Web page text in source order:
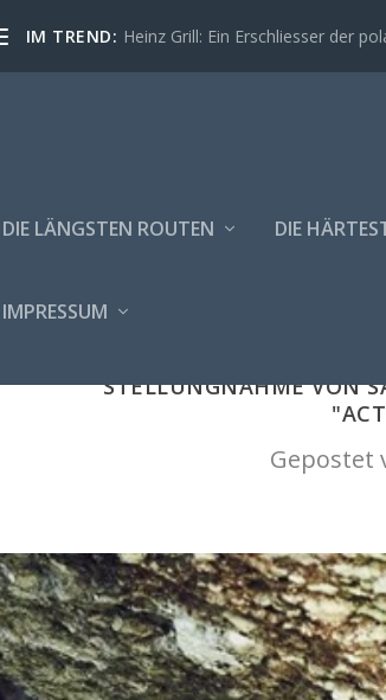
IM TREND: Heinz Grill: Ein Erschliesser der
DIE LÄNGSTEN ROUTEN DIE
IMPRESSUM
STELLUNGNAHME VON
Gepostet